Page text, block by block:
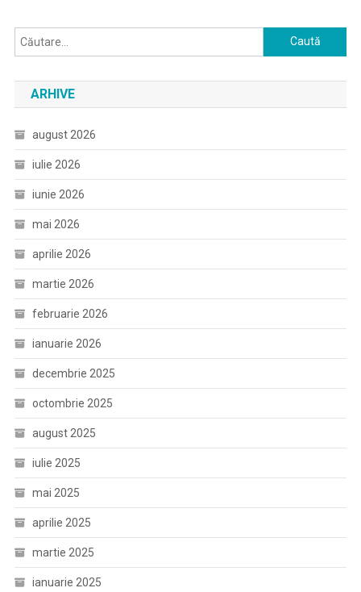
Caută
după:
ARHIVE
august 2026
iulie 2026
iunie 2026
mai 2026
aprilie 2026
martie 2026
februarie 2026
ianuarie 2026
decembrie 2025
octombrie 2025
august 2025
iulie 2025
mai 2025
aprilie 2025
martie 2025
ianuarie 2025